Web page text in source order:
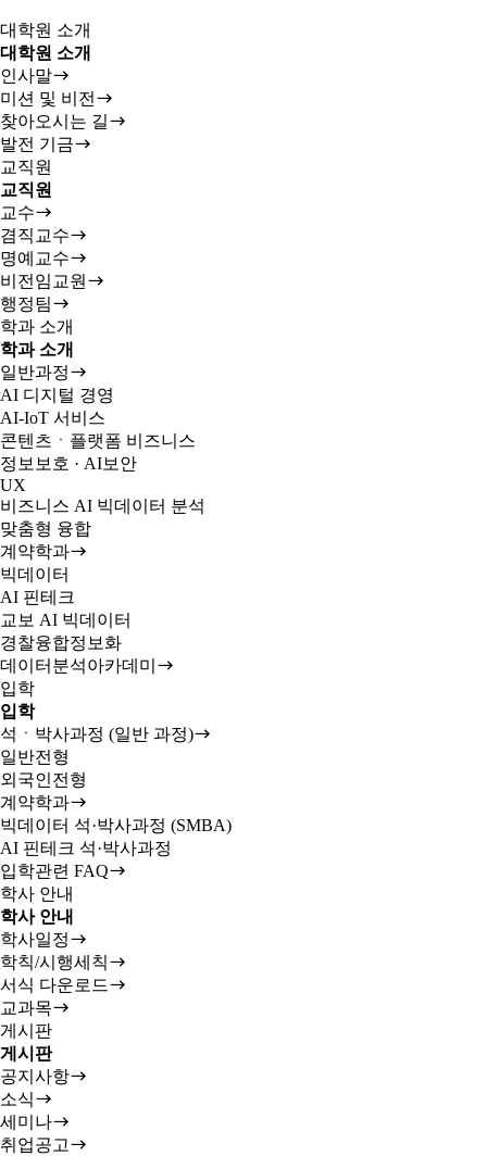
대학원 소개
대학원 소개
인사말
미션 및 비전
찾아오시는 길
발전 기금
교직원
교직원
교수
겸직교수
명예교수
비전임교원
행정팀
학과 소개
학과 소개
일반과정
AI 디지털 경영
AI-IoT 서비스
콘텐츠ㆍ플랫폼 비즈니스
정보보호 · AI보안
UX
비즈니스 AI 빅데이터 분석
맞춤형 융합
계약학과
빅데이터
AI 핀테크
교보 AI 빅데이터
경찰융합정보화
데이터분석아카데미
입학
입학
석ㆍ박사과정 (일반 과정)
일반전형
외국인전형
계약학과
빅데이터 석·박사과정 (SMBA)
AI 핀테크 석·박사과정
입학관련 FAQ
학사 안내
학사 안내
학사일정
학칙/시행세칙
서식 다운로드
교과목
게시판
게시판
공지사항
소식
세미나
취업공고